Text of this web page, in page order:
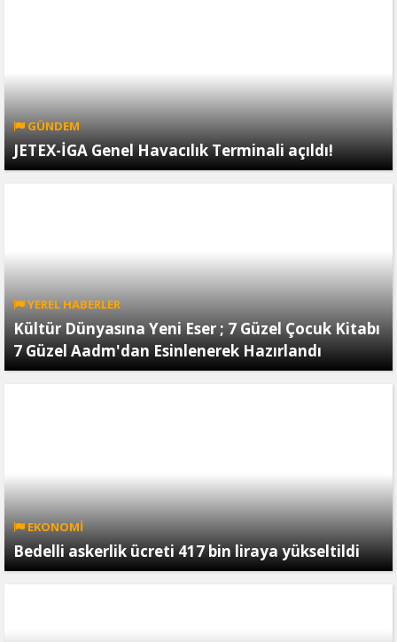
GÜNDEM
JETEX-İGA Genel Havacılık Terminali açıldı!
YEREL HABERLER
Kültür Dünyasına Yeni Eser ; 7 Güzel Çocuk Kitabı
7 Güzel Aadm'dan Esinlenerek Hazırlandı
EKONOMİ
Bedelli askerlik ücreti 417 bin liraya yükseltildi